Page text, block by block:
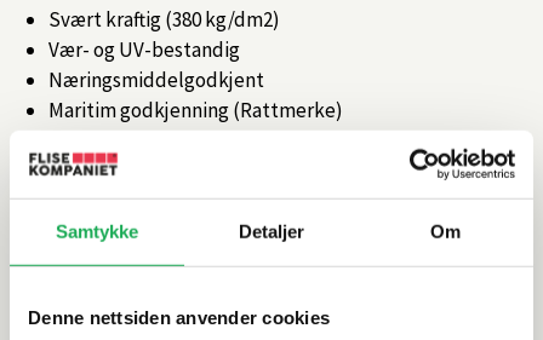
Samtykke Detaljer Om
Denne nettsiden anvender cookies
Svært kraftig (380 kg/dm2)
Vær- og UV-bestandig
Næringsmiddelgodkjent
Maritim godkjenning (Rattmerke)
Artikkelnr.101455839
Produktinformasjon
Spesifikasjoner